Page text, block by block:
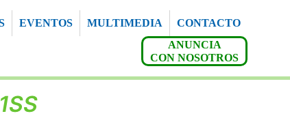
EVENTOS MULTIMEDIA
CONTACTO
ANUNCIA
CON NOSOTROS